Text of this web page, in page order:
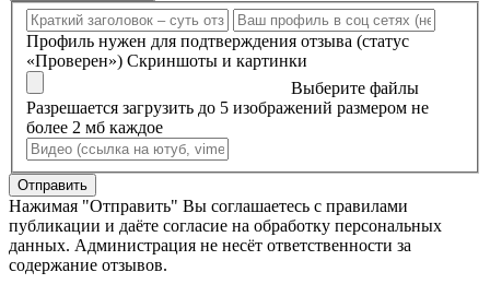
Профиль нужен для подтверждения отзыва (статус
«Проверен») Скриншоты и картинки
Выберите файлы
Разрешается загрузить до 5 изображений размером не
более 2 мб каждое
Отправить
Нажимая "Отправить" Вы соглашаетесь с правилами
публикации и даёте согласие на обработку персональных
данных. Администрация не несёт ответственности за
содержание отзывов.